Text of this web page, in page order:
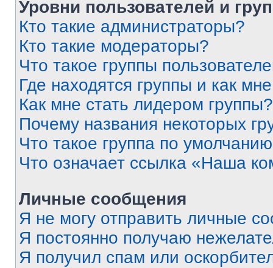
Уровни пользователей и
Кто такие администраторы?
Кто такие модераторы?
Что такое группы
Где находятся группы и как
Как мне стать лидером группы?
Почему названия некоторых
Что такое группа по
Что означает ссылка «Наша
Личные сообщения
Я не могу отправить личные
Я постоянно получаю
Я получил спам или